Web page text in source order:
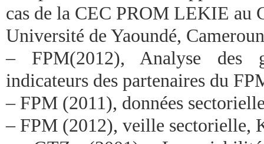
cas de la CEC PROM LEKIE au
Université de Yaoundé,
– FPM(2012), Analyse des
indicateurs des partenaires du
– FPM (2011), données
– FPM (2012), veille sectorielle,